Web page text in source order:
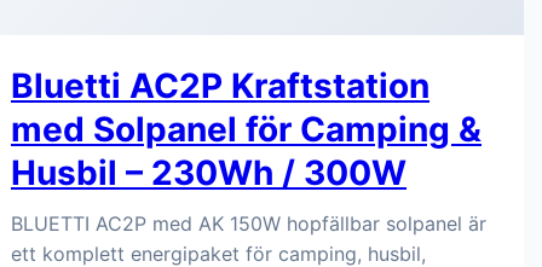
Bluetti AC2P Kraftstation
med Solpanel för Camping &
Husbil – 230Wh / 300W
BLUETTI AC2P med AK 150W hopfällbar solpanel är
ett komplett energipaket för camping, husbil,